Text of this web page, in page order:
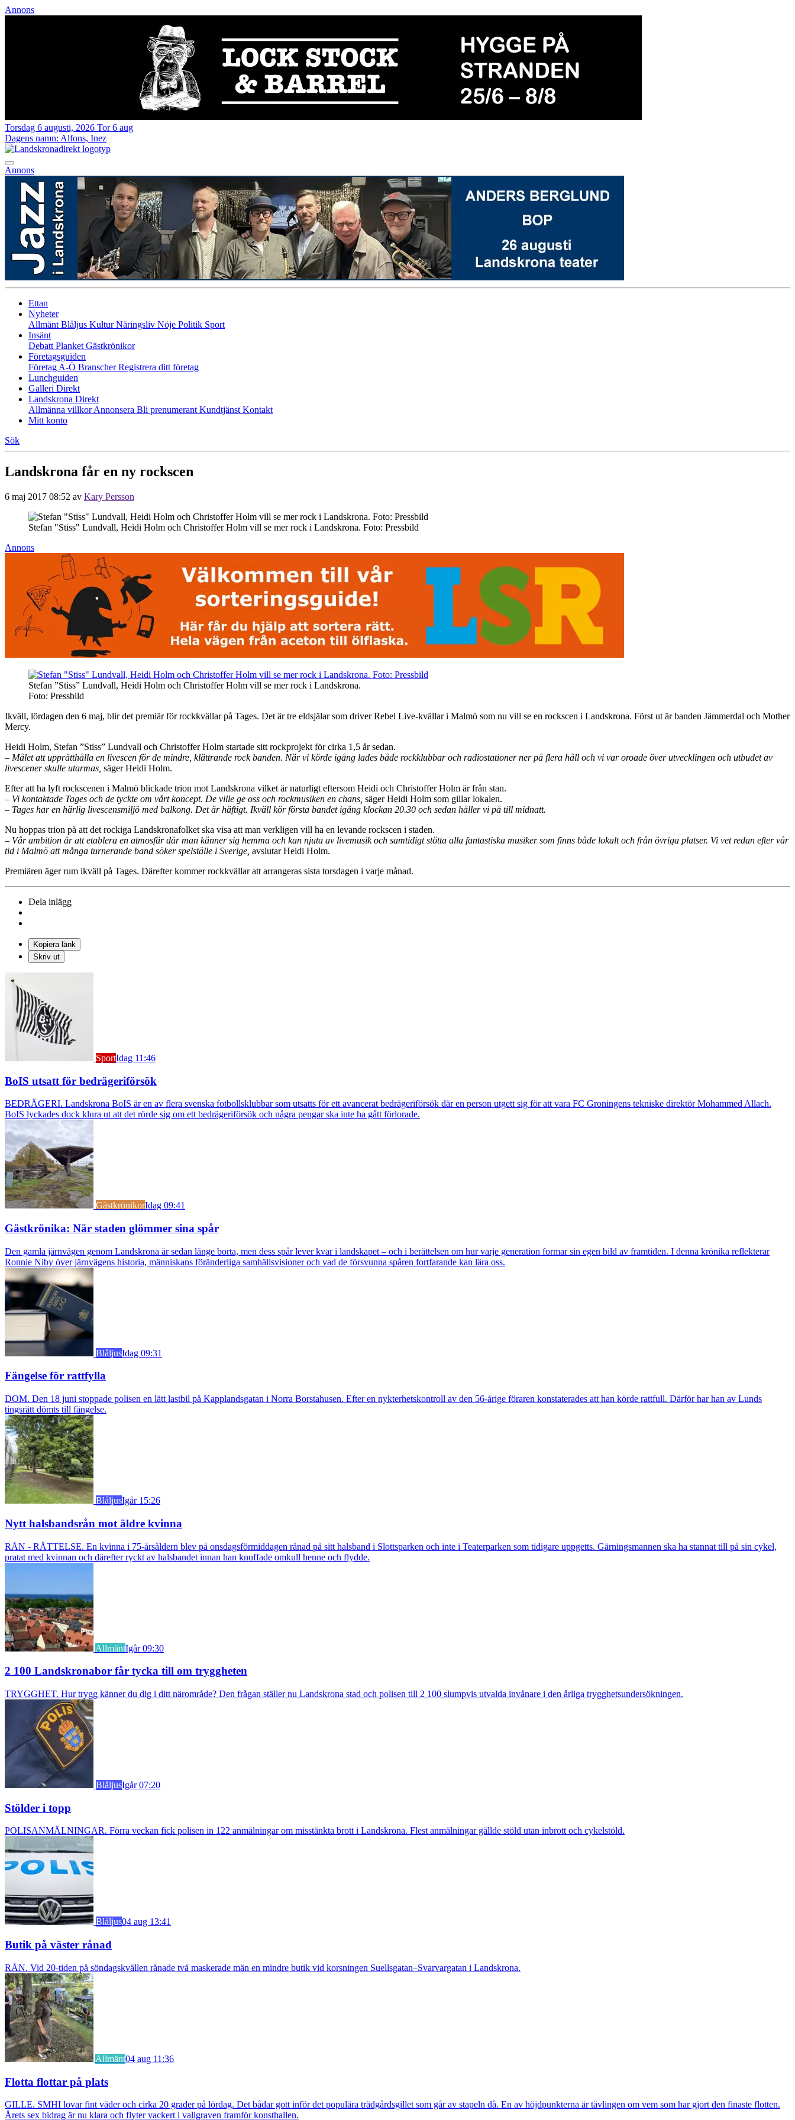
Annons
Torsdag 6 augusti, 2026 Tor 6 aug
Dagens namn: Alfons, Inez
Annons
Ettan
Nyheter
Allmänt Blåljus KulturNäringsliv Nöje Politik Sport
Insänt
Debatt Planket Gästkrönikor
Företagsguiden
Företag A-Ö BranscherRegistrera ditt företag
Lunchguiden
Galleri Direkt
Landskrona Direkt
Allmänna villkorAnnonsera Bli prenumerant Kundtjänst Kontakt
Mitt konto
Sök
Landskrona får en ny rockscen
6 maj 2017 08:52 av Kary Persson
Stefan "Stiss" Lundvall, Heidi Holm och Christoffer Holm vill se mer rock i Landskrona. Foto: Pressbild
Annons
Stefan ”Stiss” Lundvall, Heidi Holm och Christoffer Holm vill se mer rock i Landskrona.
Foto: Pressbild
Ikväll, lördagen den 6 maj, blir det premiär för rockkvällar på Tages. Det är tre eldsjälar som driver Rebel Live-kvällar i Malmö som nu vill se en rockscen i Landskrona. Först ut är banden Jämmerdal och Mother
Mercy.
Heidi Holm, Stefan ”Stiss” Lundvall och Christoffer Holm startade sitt rockprojekt för cirka 1,5 år sedan.
– Målet att upprätthålla en livescen för de mindre, klättrande rock banden. När vi körde igång lades både rockklubbar och radiostationer ner på flera håll och vi var oroade över utvecklingen och utbudet av
livescener skulle utarmas, säger Heidi Holm.
Efter att ha lyft rockscenen i Malmö blickade trion mot Landskrona vilket är naturligt eftersom Heidi och Christoffer Holm är från stan.
– Vi kontaktade Tages och de tyckte om vårt koncept. De ville ge oss och rockmusiken en chans, säger Heidi Holm som gillar lokalen.
– Tages har en härlig livescensmiljö med balkong. Det är häftigt. Ikväll kör första bandet igång klockan 20.30 och sedan håller vi på till midnatt.
Nu hoppas trion på att det rockiga Landskronafolket ska visa att man verkligen vill ha en levande rockscen i staden.
– Vår ambition är att etablera en atmosfär där man känner sig hemma och kan njuta av livemusik och samtidigt stötta alla fantastiska musiker som finns både lokalt och från övriga platser. Vi vet redan efter vår
tid i Malmö att många turnerande band söker spelställe i Sverige, avslutar Heidi Holm.
Premiären äger rum ikväll på Tages. Därefter kommer rockkvällar att arrangeras sista torsdagen i varje månad.
Dela inlägg
Kopiera länk
Skriv ut
SportIdag 11:46
BoIS utsatt för bedrägeriförsök
BEDRÄGERI. Landskrona BoIS är en av flera svenska fotbollsklubbar som utsatts för ett avancerat bedrägeriförsök där en person utgett sig för att vara FC Groningens tekniske direktör Mohammed Allach.
BoIS lyckades dock klura ut att det rörde sig om ett bedrägeriförsök och några pengar ska inte ha gått förlorade.
GästkrönikorIdag 09:41
Gästkrönika: När staden glömmer sina spår
Den gamla järnvägen genom Landskrona är sedan länge borta, men dess spår lever kvar i landskapet – och i berättelsen om hur varje generation formar sin egen bild av framtiden. I denna krönika reflekterar
Ronnie Niby över järnvägens historia, människans föränderliga samhällsvisioner och vad de försvunna spåren fortfarande kan lära oss.
BlåljusIdag 09:31
Fängelse för rattfylla
DOM. Den 18 juni stoppade polisen en lätt lastbil på Kapplandsgatan i Norra Borstahusen. Efter en nykterhetskontroll av den 56-årige föraren konstaterades att han körde rattfull. Därför har han av Lunds
tingsrätt dömts till fängelse.
BlåljusIgår 15:26
Nytt halsbandsrån mot äldre kvinna
RÅN - RÄTTELSE. En kvinna i 75-årsåldern blev på onsdagsförmiddagen rånad på sitt halsband i Slottsparken och inte i Teaterparken som tidigare uppgetts. Gärningsmannen ska ha stannat till på sin cykel,
pratat med kvinnan och därefter ryckt av halsbandet innan han knuffade omkull henne och flydde.
AllmäntIgår 09:30
2 100 Landskronabor får tycka till om tryggheten
TRYGGHET. Hur trygg känner du dig i ditt närområde? Den frågan ställer nu Landskrona stad och polisen till 2 100 slumpvis utvalda invånare i den årliga trygghetsundersökningen.
BlåljusIgår 07:20
Stölder i topp
POLISANMÄLNINGAR. Förra veckan fick polisen in 122 anmälningar om misstänkta brott i Landskrona. Flest anmälningar gällde stöld utan inbrott och cykelstöld.
Blåljus04 aug 13:41
Butik på väster rånad
RÅN. Vid 20-tiden på söndagskvällen rånade två maskerade män en mindre butik vid korsningen Suellsgatan–Svarvargatan i Landskrona.
Allmänt04 aug 11:36
Flotta flottar på plats
GILLE. SMHI lovar fint väder och cirka 20 grader på lördag. Det bådar gott inför det populära trädgårdsgillet som går av stapeln då. En av höjdpunkterna är tävlingen om vem som har gjort den finaste flotten.
Årets sex bidrag är nu klara och flyter vackert i vallgraven framför konsthallen.